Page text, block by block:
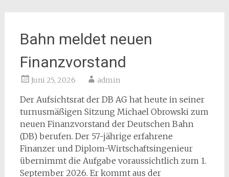
Bahn meldet neuen
Finanzvorstand
Juni 25, 2026 admin
Der Aufsichtsrat der DB AG hat heute in seiner
turnusmäßigen Sitzung Michael Obrowski zum
neuen Finanzvorstand der Deutschen Bahn
(DB) berufen. Der 57-jährige erfahrene
Finanzer und Diplom-Wirtschaftsingenieur
übernimmt die Aufgabe voraussichtlich zum 1.
September 2026. Er kommt aus der